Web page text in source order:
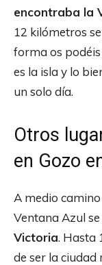
encontraba la
12 kilómetros
forma os
es la isla y lo
un solo día.
Otros
en Gozo
A medio
Ventana Azul
Victoria. Hasta
de ser la